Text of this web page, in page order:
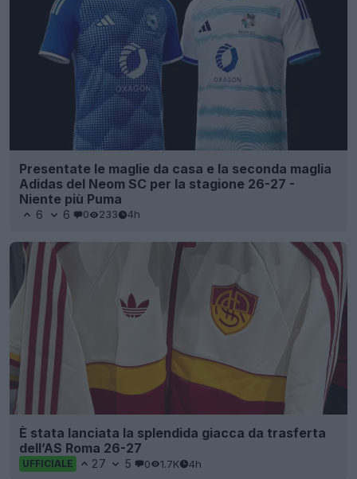
Presentate le maglie da casa e la seconda maglia
Adidas del Neom SC per la stagione 26-27 -
Niente più Puma
6 6 0 233 4h
È stata lanciata la splendida giacca da trasferta
dell’AS Roma 26-27
UFFICIALE 27 5 0 1.7K 4h